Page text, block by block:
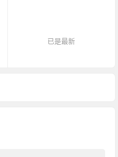
已是最新